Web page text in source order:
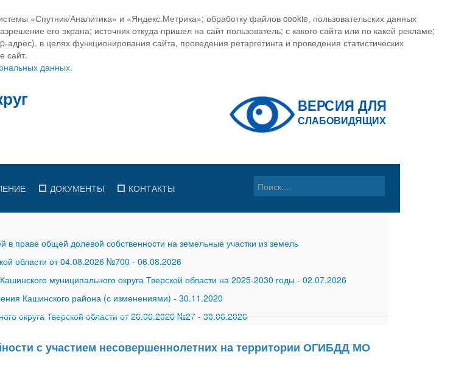
«Спутник/Аналитика» и «Яндекс.Метрика»; обработку файлов cookie, пользовательских данных
его экрана; источник откуда пришел на сайт пользователь; с какого сайта или по какой рекламе;
в целях функционирования сайта, проведения ретаргетинга и проведения статистических
сайт.
данных.
ДОКУМЕНТЫ КОНТАКТЫ
праве общей долевой собственности на земельные участки из земель
области от 04.08.2026 №700 - 06.08.2026
муниципального округа Тверской области на 2025-2030 годы - 02.07.2026
Кашинского района (с изменениями) - 30.11.2020
округа Тверской области от 26.06.2026 №27 - 30.06.2026
с участием несовершеннолетних на территории ОГИБДД МО